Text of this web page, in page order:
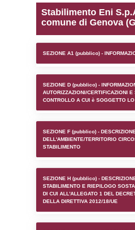
sql: SELECT
executionMS:
comune
SEZIONE A1